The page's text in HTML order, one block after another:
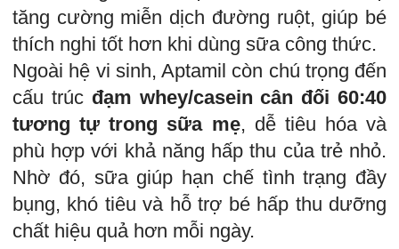
tăng cường miễn dịch đường ruột, giúp bé
thích nghi tốt hơn khi dùng sữa công thức.
Ngoài hệ vi sinh, Aptamil còn chú trọng đến
cấu trúcđạm whey/casein cân đối 60:40
tương tự trong sữa mẹ, dễ tiêu hóa và
phù hợp với khả năng hấp thu của trẻ nhỏ.
Nhờ đó, sữa giúp hạn chế tình trạng đầy
bụng, khó tiêu và hỗ trợ bé hấp thu dưỡng
chất hiệu quả hơn mỗi ngày.